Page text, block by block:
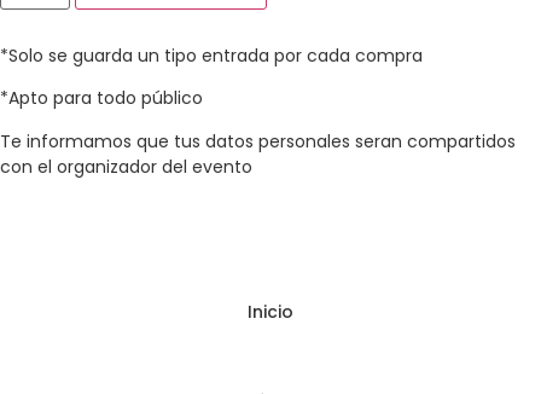
*Solo se guarda un tipo entrada por cada compra​
*Apto para todo público​
Te informamos que tus datos personales seran compartidos
con el organizador del evento
Inicio